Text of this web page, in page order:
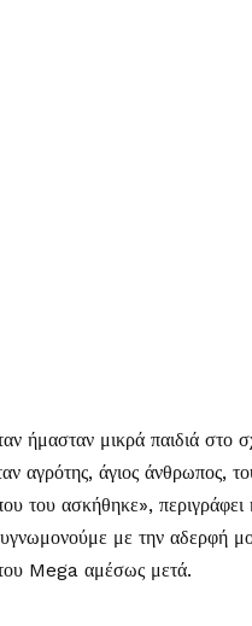
ήμασταν μικρά παιδιά στο
άγιος άνθρωπος,
του ασκήθηκε»,
με την αδερφή
του Mega αμέσως μετά.